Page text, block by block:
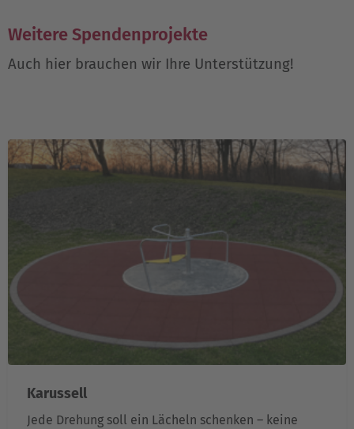
Weitere Spendenprojekte
Auch hier brauchen wir Ihre Unterstützung!
Karussell
Jede Drehung soll ein Lächeln schenken – keine